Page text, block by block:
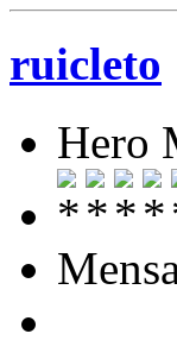
ruicleto
Hero